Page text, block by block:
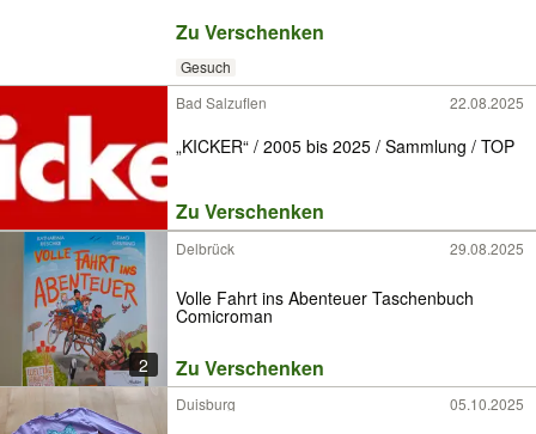
Zu Verschenken
Gesuch
Bad Salzuflen
22.08.2025
„KICKER“ / 2005 bis 2025 / Sammlung / TOP
Zu Verschenken
2
Delbrück 29.08.2025
Volle Fahrt ins Abenteuer Taschenbuch
Comicroman
Zu Verschenken
Duisburg 05.10.2025